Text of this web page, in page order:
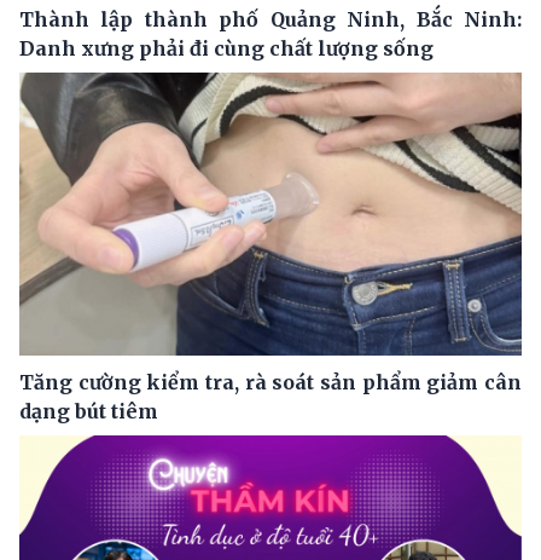
Thành lập thành phố Quảng Ninh, Bắc Ninh:
Danh xưng phải đi cùng chất lượng sống
Tăng cường kiểm tra, rà soát sản phẩm giảm cân
dạng bút tiêm